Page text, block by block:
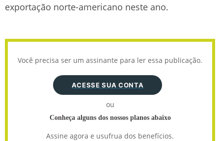
exportação norte-americano neste ano.
Você precisa ser um assinante para ler essa publicação.
ACESSE SUA CONTA
ou
Conheça alguns dos nossos planos abaixo
Assine agora e usufrua dos benefícios.